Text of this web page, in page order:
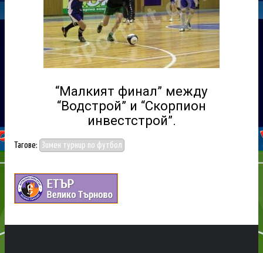
“Малкият финал” между
“Водстрой” и “Скорпион
инвестстрой”.
Тагове: Зимен турнир по футбол